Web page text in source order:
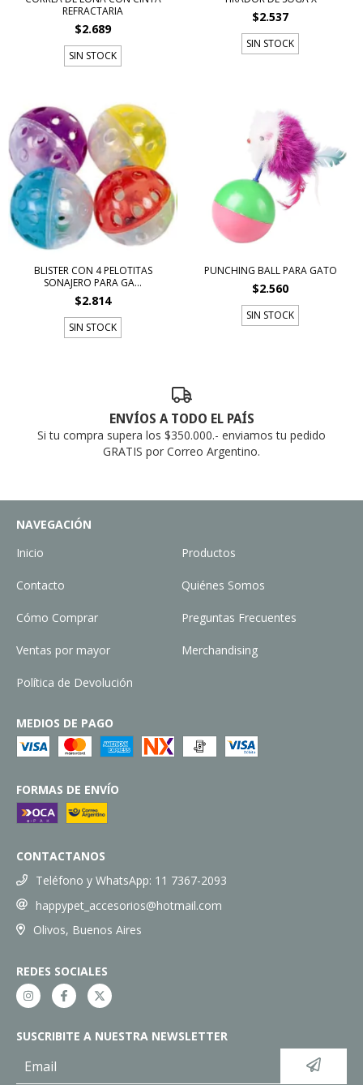
REFRACTARIA
$2.689
SIN STOCK
$2.537
SIN STOCK
BLISTER CON 4 PELOTITAS
SONAJERO PARA GA...
$2.814
SIN STOCK
PUNCHING BALL PARA GATO
$2.560
SIN STOCK
ENVÍOS A TODO EL PAÍS
Si tu compra supera los $350.000.- enviamos tu pedido
GRATIS por Correo Argentino.
NAVEGACIÓN
Inicio
Productos
Contacto Quiénes Somos
Cómo Comprar Preguntas Frecuentes
Ventas por mayor Merchandising
Política de Devolución
MEDIOS DE PAGO
FORMAS DE ENVÍO
CONTACTANOS
Teléfono y WhatsApp: 11 7367-2093
happypet_accesorios@hotmail.com
Olivos, Buenos Aires
REDES SOCIALES
SUSCRIBITE A NUESTRA NEWSLETTER